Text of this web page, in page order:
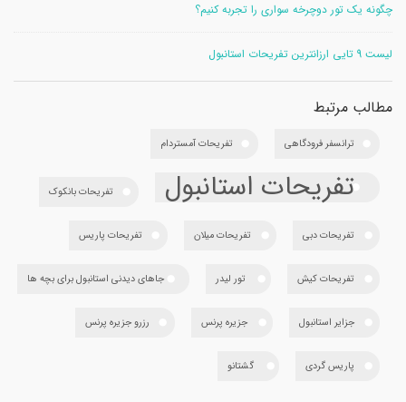
چگونه یک تور دوچرخه سواری را تجربه کنیم؟
لیست 9 تایی ارزانترین تفریحات استانبول
مطالب مرتبط
ترانسفر فرودگاهی تفریحات آمستردام
تفریحات استانبول تفریحات بانکوک
تفریحات دبی تفریحات میلان تفریحات پاریس
تفریحات کیش تور لیدر جاهای دیدنی استانبول برای بچه ها
جزایر استانبول جزیره پرنس رزرو جزیره پرنس
پاریس گردی گشتانو